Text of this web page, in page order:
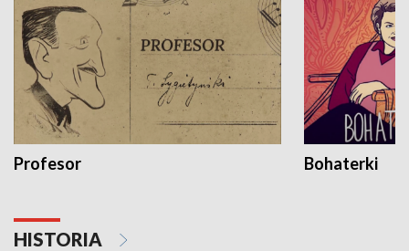
Profesor Bohaterki
HISTORIA